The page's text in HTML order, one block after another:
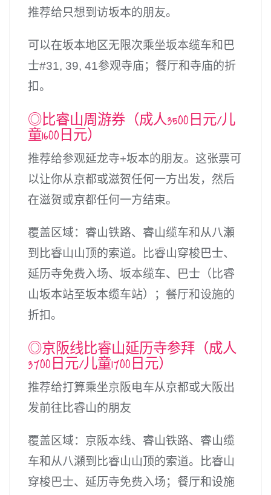
推荐给只想到访坂本的朋友。
可以在坂本地区无限次乘坐坂本缆车和巴
士#31, 39, 41参观寺庙；餐厅和寺庙的折
扣。
◎比睿山周游券（成人3500日元/儿
童1600日元）
推荐给参观延龙寺+坂本的朋友。这张票可
以让你从京都或滋贺任何一方出发，然后
在滋贺或京都任何一方结束。
覆盖区域：睿山铁路、睿山缆车和从八瀬
到比睿山山顶的索道。比睿山穿梭巴士、
延历寺免费入场、坂本缆车、巴士（比睿
山坂本站至坂本缆车站）；餐厅和设施的
折扣。
◎京阪线比睿山延历寺参拜（成人
3700日元/儿童1700日元）
推荐给打算乘坐京阪电车从京都或大阪出
发前往比睿山的朋友
覆盖区域：京阪本线、睿山铁路、睿山缆
车和从八瀬到比睿山山顶的索道。比睿山
穿梭巴士、延历寺免费入场；餐厅和设施